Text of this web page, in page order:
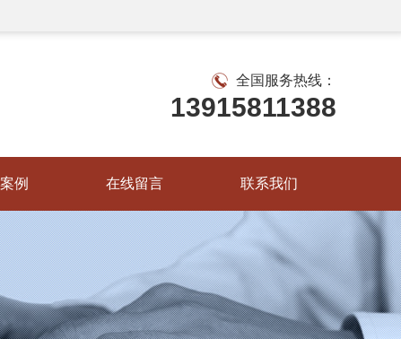
全国服务热线：
13915811388
例 在线留言 联系我们